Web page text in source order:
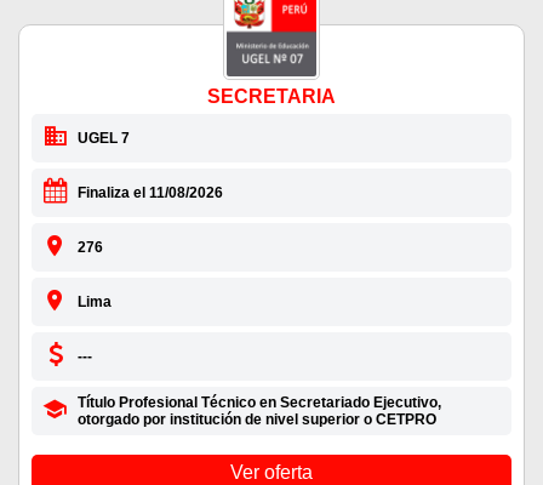
SECRETARIA
UGEL 7
Finaliza el 11/08/2026
276
Lima
---
Título Profesional Técnico en Secretariado Ejecutivo,
otorgado por institución de nivel superior o CETPRO
Ver oferta